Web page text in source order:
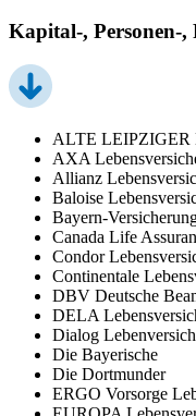
Kapital-, Personen-,
ALTE LEIPZIGER
AXA
Allianz
Baloise
Bayern-
Canada Life
Condor
Continentale
DBV Deutsche
DELA
Dialog
Die Bayerische
Die Dortmunder
ERGO Vorsorge